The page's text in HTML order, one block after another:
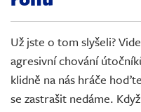
Živě
Už jste o tom slyšeli?
agresivní chování
klidně na nás hráče
se zastrašit nedáme.